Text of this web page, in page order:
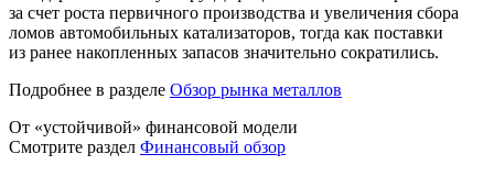
за счет роста первичного производства и увеличения сбора
ломов автомобильных катализаторов, тогда как поставки
из ранее накопленных запасов значительно сократились.
Подробнее в разделе Обзор рынка металлов
От «устойчивой» финансовой модели
Смотрите раздел Финансовый обзор